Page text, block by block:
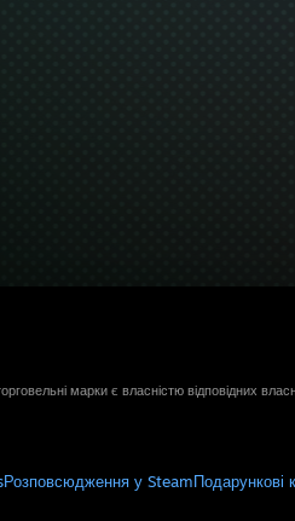
марки є власністю відповідних
Розповсюдження у SteamПодарункові